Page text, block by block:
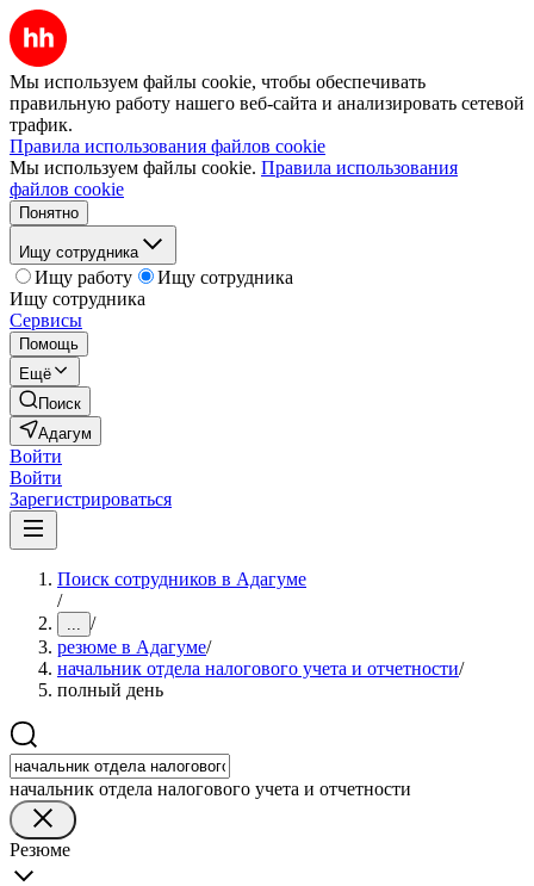
Мы используем файлы cookie, чтобы обеспечивать
правильную работу нашего веб-сайта и анализировать сетевой
трафик.
Правила использования файлов cookie
Мы используем файлы cookie. Правила использования
файлов cookie
Понятно
Ищу сотрудника
Ищу работу
Ищу сотрудника
Ищу сотрудника
Сервисы
Помощь
Ещё
Поиск
Адагум
Войти
Войти
Зарегистрироваться
Поиск сотрудников в Адагуме
/
... /
резюме в Адагуме/
начальник отдела налогового учета и отчетности/
полный день
начальник отдела налогового учета и отчетности
Резюме